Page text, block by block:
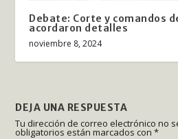
Debate: Corte y comandos
acordaron detalles
noviembre 8, 2024
DEJA UNA RESPUESTA
Tu dirección de correo electrónico no
obligatorios están marcados con*